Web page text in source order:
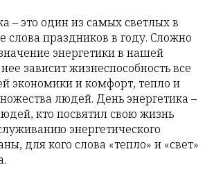
– это один из самых светлых в
праздников в году. Сложно
энергетики в нашей
зависит жизнеспособность все
экономики и комфорт, тепло и
людей. День энергетика –
кто посвятил свою жизнь
энергетического
для кого слова «тепло» и «свет»